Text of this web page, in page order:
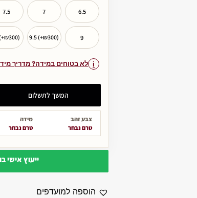
6.5
7
7.5
9
9.5 (+₪300)
לא בטוחים במידה? מדריך
צבע זהב
טרם נבחר
מידה
טרם נבחר
המשך לתשלום
ייעוץ אישי
הוספה למועדפים